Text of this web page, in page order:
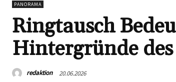
PANORAMA
Ringtausch
Hintergründe
redaktion 20.06.2026